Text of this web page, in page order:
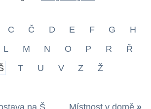
C Č D E F G
H
L M N O P R
Ř
T U V Z Ž
na Š Místnost v domě »